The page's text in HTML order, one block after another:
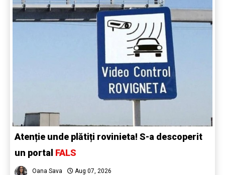
Atenție unde plătiți rovinieta! S-a descoperit
un portal FALS
Oana Sava Aug 07, 2026